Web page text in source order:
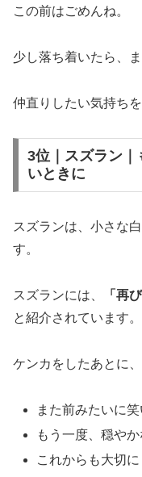
この前はごめんね。
少し落ち着いたら、
仲直りしたい気持ち
3位｜スズラン
いときに
スズランは、小さな
す。
スズランには、 「再
と紹介されています。
ケンカをしたあとに、
また前みたいに
もう一度、穏や
これからも大切